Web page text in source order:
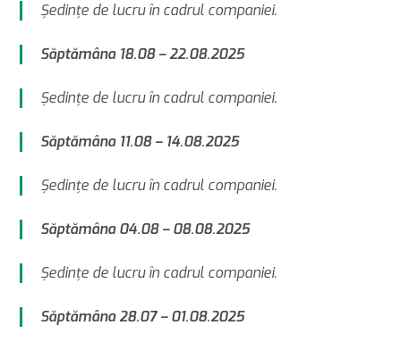
Şedinţe de lucru în cadrul companiei.
Săptămâna 18.08 – 22.08.2025
Şedinţe de lucru în cadrul companiei.
Săptămâna 11.08 – 14.08.2025
Şedinţe de lucru în cadrul companiei.
Săptămâna 04.08 – 08.08.2025
Şedinţe de lucru în cadrul companiei.
Săptămâna 28.07 – 01.08.2025